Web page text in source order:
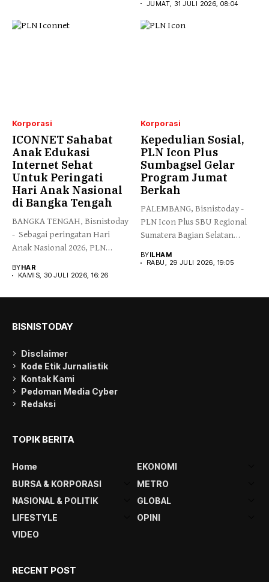
Palembang...
JUMAT, 31 JULI 2026, 08:04
Korporasi
ICONNET Sahabat
Anak Edukasi
Internet Sehat
Untuk Peringati
Hari Anak Nasional
di Bangka Tengah
BANGKA TENGAH, Bisnistoday
- Sebagai peringatan Hari
Anak Nasional 2026, PLN
BYHAR
KAMIS, 30 JULI 2026, 16:26
Korporasi
Kepedulian Sosial,
PLN Icon Plus
Sumbagsel Gelar
Program Jumat
Berkah
PALEMBANG, Bisnistoday -
PLN Icon Plus SBU Regional
Sumatera Bagian Selatan
BYILHAM
RABU, 29 JULI 2026, 19:05
BISNISTODAY
Disclaimer
Kode Etik Jurnalistik
Kontak Kami
Pedoman Media Cyber
Redaksi
TOPIK BERITA
Home
EKONOMI
BURSA & KORPORASI
METRO
NASIONAL & POLITIK
GLOBAL
LIFESTYLE
OPINI
VIDEO
RECENT POST